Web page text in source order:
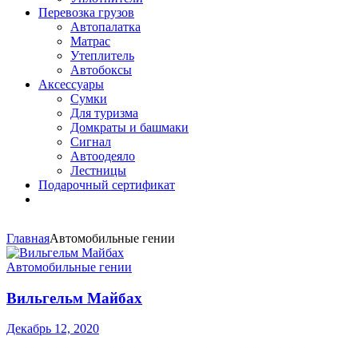
Перевозка грузов
Автопалатка
Матрас
Утеплитель
Автобоксы
Аксессуары
Сумки
Для туризма
Домкраты и башмаки
Сигнал
Автоодеяло
Лестницы
Подарочный сертификат
ГлавнаяАвтомобильные гении
Автомобильные гении
Вильгельм Майбах
Декабрь 12, 2020